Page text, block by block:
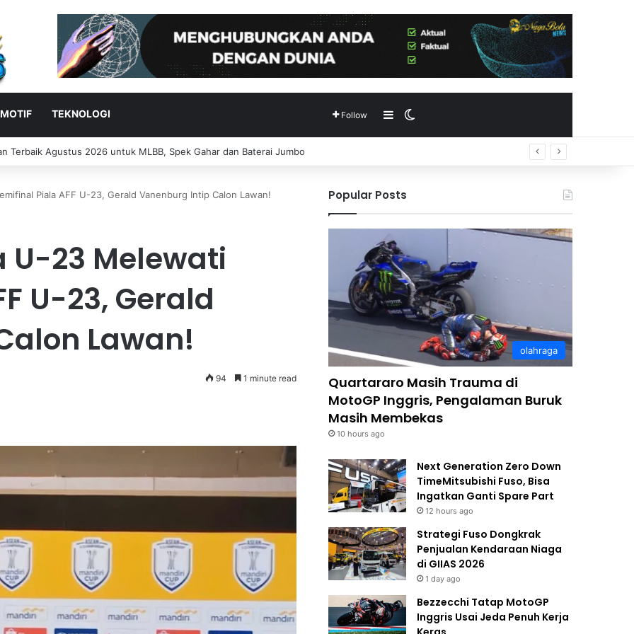
TEKNOLOGI Follow Sidebar
Tersingkir dari Piala AFF 2026, Rizky Ridho Minta Maaf
Piala AFF U-23, Gerald Vanenburg Intip Calon Lawan!
U-23 Melewati
U-23, Gerald
Lawan!
94 1 minute read
Popular Posts
olahraga
Quartararo Masih Trauma di
MotoGP Inggris, Pengalaman Buruk
Masih Membekas
10 hours ago
Next Generation Zero Down
TimeMitsubishi Fuso, Bisa
Ingatkan Ganti Spare Part
12 hours ago
Strategi Fuso Dongkrak
Penjualan Kendaraan Niaga
di GIIAS 2026
1 day ago
Bezzecchi Tatap MotoGP
Inggris Usai Jeda Penuh Kerja